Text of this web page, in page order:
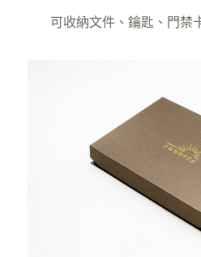
可收納文件、鑰匙、門禁